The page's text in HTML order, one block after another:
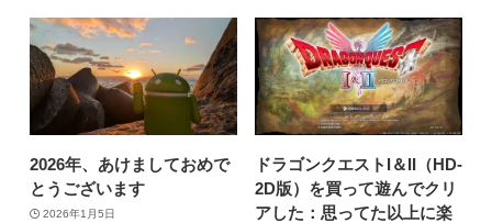
2026年、あけましておめで
とうございます
2026年1月5日
ドラゴンクエストI＆II（HD-
2D版）を買って遊んでクリ
アした：思ってた以上に楽